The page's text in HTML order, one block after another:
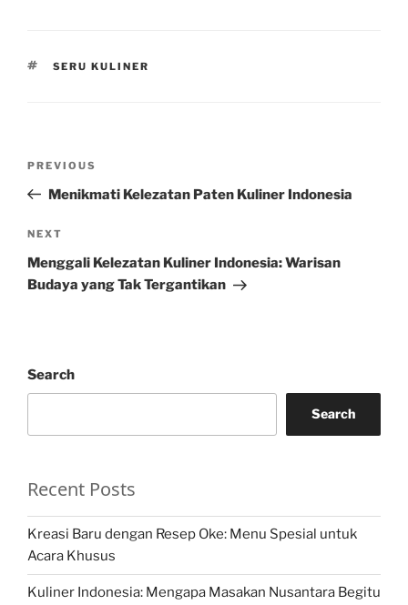
TAGS
SERU KULINER
Previous
Post
PREVIOUS
Menikmati Kelezatan Paten Kuliner Indonesia
Next
Post
NEXT
Menggali Kelezatan Kuliner Indonesia: Warisan
Budaya yang Tak Tergantikan
Search
Search
Recent Posts
Kreasi Baru dengan Resep Oke: Menu Spesial untuk
Acara Khusus
Kuliner Indonesia: Mengapa Masakan Nusantara Begitu